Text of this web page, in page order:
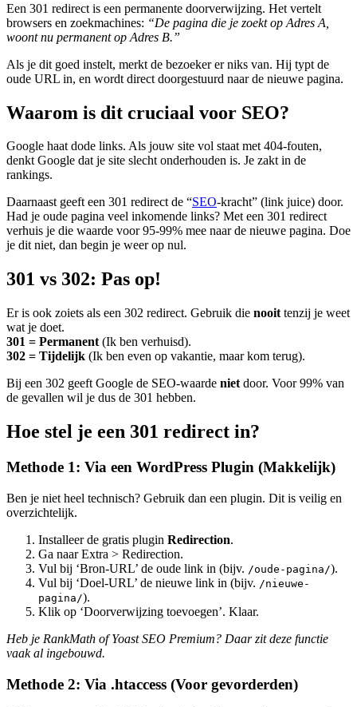
Een 301 redirect is een permanente doorverwijzing. Het vertelt
browsers en zoekmachines: “De pagina die je zoekt op Adres A,
woont nu permanent op Adres B.”
Als je dit goed instelt, merkt de bezoeker er niks van. Hij typt de
oude URL in, en wordt direct doorgestuurd naar de nieuwe pagina.
Waarom is dit cruciaal voor SEO?
Google haat dode links. Als jouw site vol staat met 404-fouten,
denkt Google dat je site slecht onderhouden is. Je zakt in de
rankings.
Daarnaast geeft een 301 redirect de “SEO-kracht” (link juice) door.
Had je oude pagina veel inkomende links? Met een 301 redirect
verhuis je die waarde voor 95-99% mee naar de nieuwe pagina. Doe
je dit niet, dan begin je weer op nul.
301 vs 302: Pas op!
Er is ook zoiets als een 302 redirect. Gebruik die nooit tenzij je weet
wat je doet.
301 = Permanent (Ik ben verhuisd).
302 = Tijdelijk (Ik ben even op vakantie, maar kom terug).
Bij een 302 geeft Google de SEO-waarde niet door. Voor 99% van
de gevallen wil je dus de 301 hebben.
Hoe stel je een 301 redirect in?
Methode 1: Via een WordPress Plugin (Makkelijk)
Ben je niet heel technisch? Gebruik dan een plugin. Dit is veilig en
overzichtelijk.
Installeer de gratis plugin Redirection.
Ga naar Extra > Redirection.
Vul bij ‘Bron-URL’ de oude link in (bijv. /oude-pagina/).
Vul bij ‘Doel-URL’ de nieuwe link in (bijv. /nieuwe-
pagina/).
Klik op ‘Doorverwijzing toevoegen’. Klaar.
Heb je RankMath of Yoast SEO Premium? Daar zit deze functie
vaak al ingebouwd.
Methode 2: Via .htaccess (Voor gevorderden)